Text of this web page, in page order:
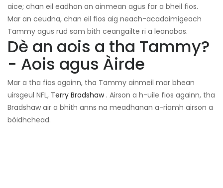
aice; chan eil eadhon an ainmean agus far a bheil fios.
Mar an ceudna, chan eil fios aig neach-acadaimigeach
Tammy agus rud sam bith ceangailte ri a leanabas.
Dè an aois a tha Tammy?
- Aois agus Àirde
Mar a tha fios againn, tha Tammy ainmeil mar bhean
uirsgeul NFL, Terry Bradshaw. Airson a h-uile fios againn, tha
Bradshaw air a bhith anns na meadhanan a-riamh airson a
bòidhchead.